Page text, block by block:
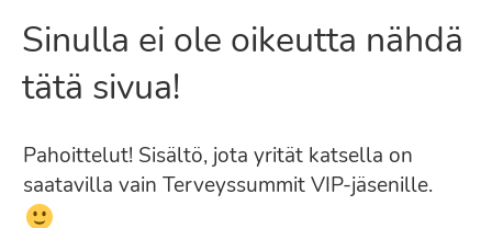
Sinulla ei ole oikeutta nähdä
tätä sivua!
Pahoittelut! Sisältö, jota yrität katsella on
saatavilla vain Terveyssummit VIP-jäsenille.